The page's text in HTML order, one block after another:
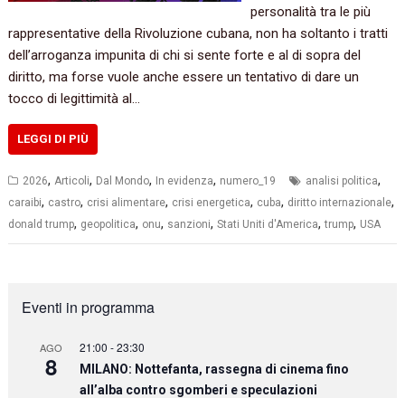
personalità tra le più
rappresentative della Rivoluzione cubana, non ha soltanto i tratti
dell’arroganza impunita di chi si sente forte e al di sopra del
diritto, ma forse vuole anche essere un tentativo di dare un
tocco di legittimità al…
LEGGI DI PIÙ
2026,Articoli, Dal Mondo, In evidenza, numero_19 analisi politica,
caraibi, castro, crisi alimentare, crisi energetica, cuba, diritto internazionale,
donald trump, geopolitica, onu, sanzioni,Stati Uniti d'America,trump, USA
Eventi in programma
AGO
8
21:00 -23:30
MILANO: Nottefanta, rassegna di cinema fino
all’alba contro sgomberi e speculazioni